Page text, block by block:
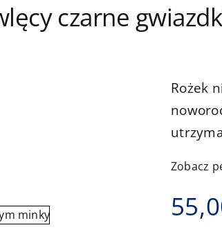
czarne
Rożek
Zobacz